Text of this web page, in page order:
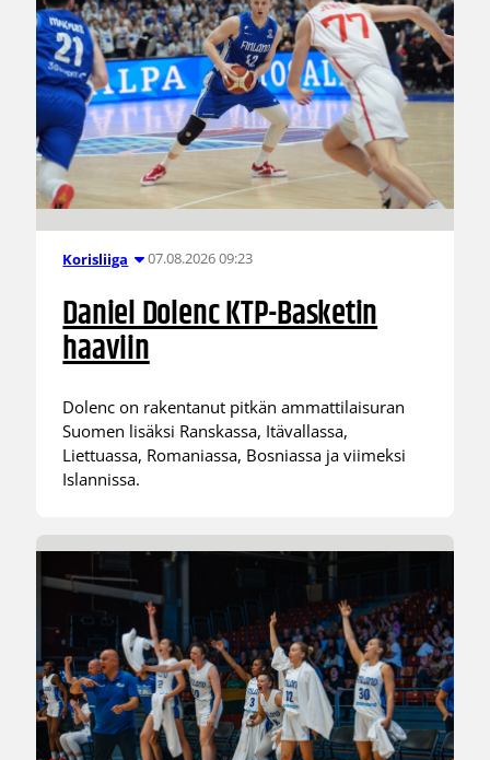
Korisliiga 07.08.2026 09:23
Daniel Dolenc KTP-Basketin
haaviin
Dolenc on rakentanut pitkän ammattilaisuran
Suomen lisäksi Ranskassa, Itävallassa,
Liettuassa, Romaniassa, Bosniassa ja viimeksi
Islannissa.